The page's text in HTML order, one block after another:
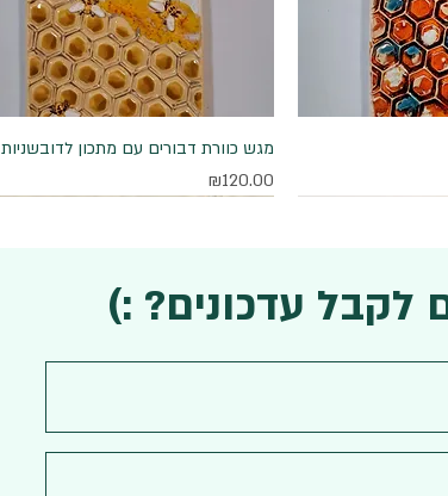
תצוגה מהירה
מגש כוורת דבורים עם מתכון לדובשניות
מחיר
₪120.00
לקבל עדכונים? :)